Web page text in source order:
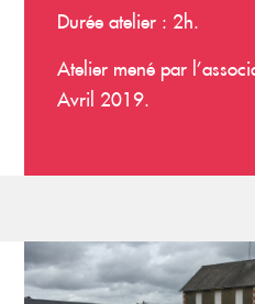
Durée atelier : 2h.
Atelier mené par
Avril 2019.